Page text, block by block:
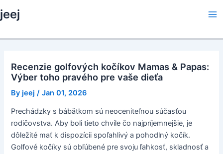
to
jeej
Recenzie golfových kočíkov Mamas & Papas:
Výber toho pravého pre vaše dieťa
By jeej /Jan 01, 2026
Prechádzky s bábätkom sú neoceniteľnou súčasťou
rodičovstva. Aby boli tieto chvíle čo najpríjemnejšie, je
dôležité mať k dispozícii spoľahlivý a pohodlný kočík.
Golfové kočíky sú obľúbené pre svoju ľahkosť, skladnosť a